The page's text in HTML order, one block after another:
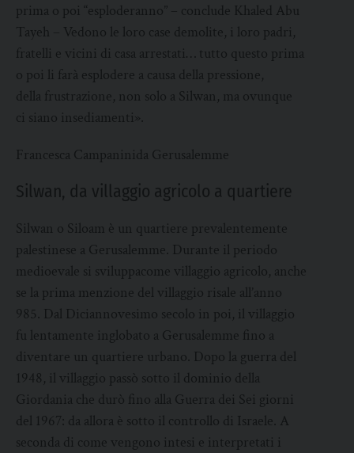
prima o poi “esploderanno” – conclude Khaled Abu
Tayeh – Vedono le loro case demolite, i loro padri,
fratelli e vicini di casa arrestati… tutto questo prima
o poi li farà esplodere a causa della pressione,
della frustrazione, non solo a Silwan, ma ovunque
ci siano insediamenti».
Francesca Campaninida Gerusalemme
Silwan, da villaggio agricolo a quartiere
Silwan o Siloam è un quartiere prevalentemente
palestinese a Gerusalemme. Durante il periodo
medioevale si sviluppacome villaggio agricolo, anche
se la prima menzione del villaggio risale all’anno
985. Dal Diciannovesimo secolo in poi, il villaggio
fu lentamente inglobato a Gerusalemme fino a
diventare un quartiere urbano. Dopo la guerra del
1948, il villaggio passò sotto il dominio della
Giordania che durò fino alla Guerra dei Sei giorni
del 1967: da allora è sotto il controllo di Israele. A
seconda di come vengono intesi e interpretati i